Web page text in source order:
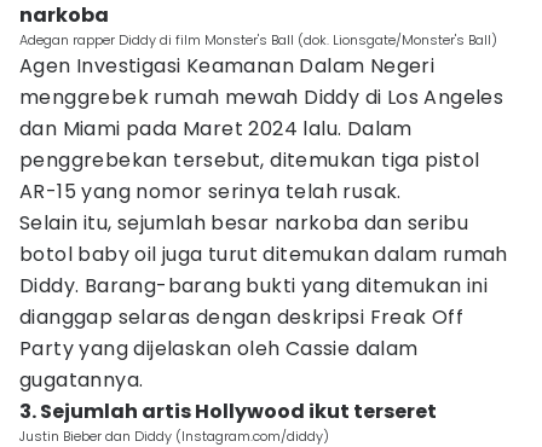
narkoba
Adegan rapper Diddy di film Monster's Ball (dok. Lionsgate/Monster's Ball)
Agen Investigasi Keamanan Dalam Negeri
menggrebek rumah mewah Diddy di Los Angeles
dan Miami pada Maret 2024 lalu. Dalam
penggrebekan tersebut, ditemukan tiga pistol
AR-15 yang nomor serinya telah rusak.
Selain itu, sejumlah besar narkoba dan seribu
botol baby oil juga turut ditemukan dalam rumah
Diddy. Barang-barang bukti yang ditemukan ini
dianggap selaras dengan deskripsi Freak Off
Party yang dijelaskan oleh Cassie dalam
gugatannya.
3. Sejumlah artis Hollywood ikut terseret
Justin Bieber dan Diddy (Instagram.com/diddy)